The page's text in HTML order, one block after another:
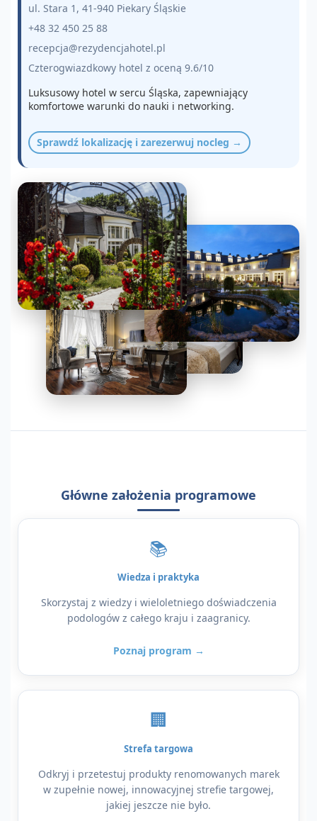
ul. Stara 1, 41-940 Piekary Śląskie
+48 32 450 25 88
recepcja@rezydencjahotel.pl
Czterogwiazdkowy hotel z oceną 9.6/10
Luksusowy hotel w sercu Śląska, zapewniający
komfortowe warunki do nauki i networking.
Sprawdź lokalizację i zarezerwuj nocleg →
Główne założenia programowe
📚
Wiedza i praktyka
Skorzystaj z wiedzy i wieloletniego doświadczenia
podologów z całego kraju i zaagranicy.
Poznaj program →
🏢
Strefa targowa
Odkryj i przetestuj produkty renomowanych marek
w zupełnie nowej, innowacyjnej strefie targowej,
jakiej jeszcze nie było.